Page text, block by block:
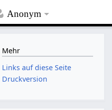
Anonym
Mehr
Links auf diese Seite
Druckversion